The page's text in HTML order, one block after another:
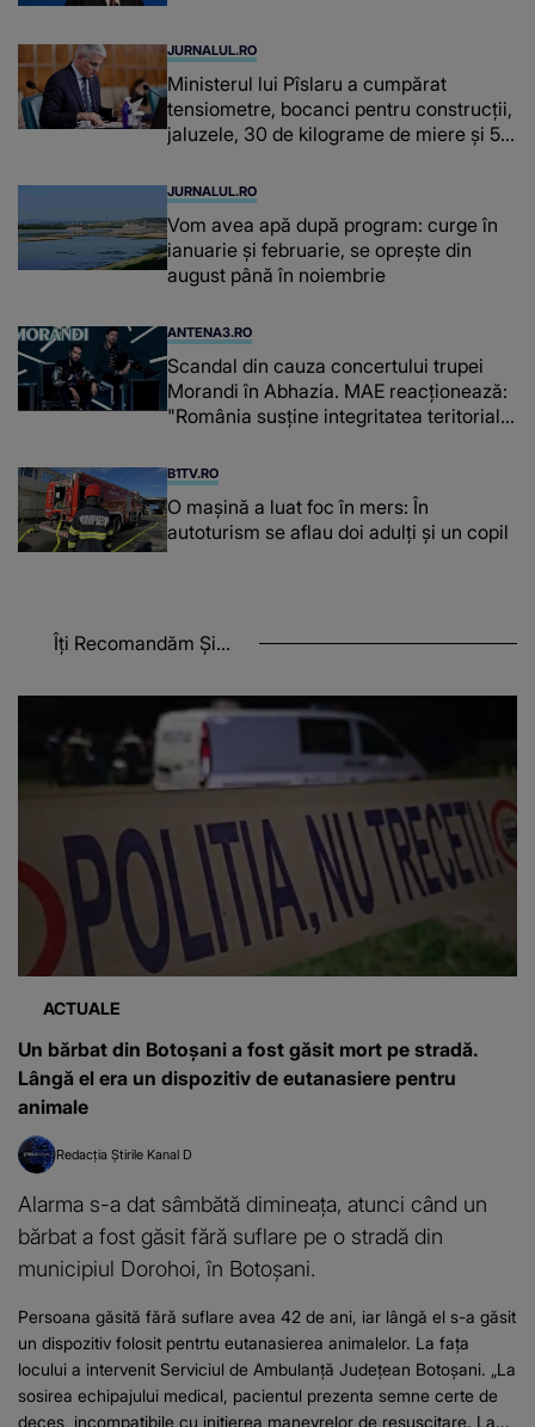
JURNALUL.RO
Ministerul lui Pîslaru a cumpărat
tensiometre, bocanci pentru construcții,
jaluzele, 30 de kilograme de miere și 50
JURNALUL.RO
Vom avea apă după program: curge în
ianuarie și februarie, se oprește din
august până în noiembrie
ANTENA3.RO
Scandal din cauza concertului trupei
Morandi în Abhazia. MAE reacționează:
"România susține integritatea teritorială
B1TV.RO
O maşină a luat foc în mers: În
autoturism se aflau doi adulți și un copil
Îți Recomandăm Și...
ACTUALE
Un bărbat din Botoșani a fost găsit mort pe stradă.
Lângă el era un dispozitiv de eutanasiere pentru
animale
Redacția Știrile Kanal D
Alarma s-a dat sâmbătă dimineața, atunci când un
bărbat a fost găsit fără suflare pe o stradă din
municipiul Dorohoi, în Botoșani.
Persoana găsită fără suflare avea 42 de ani, iar lângă el s-a găsit
un dispozitiv folosit pentrtu eutanasierea animalelor. La fața
locului a intervenit Serviciul de Ambulanță Județean Botoșani. „La
sosirea echipajului medical, pacientul prezenta semne certe de
deces, incompatibile cu inițierea manevrelor de resuscitare. La...